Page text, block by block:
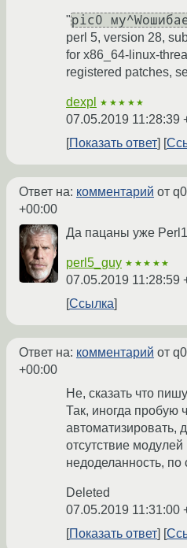
"pic0
perl 5, version 28,
for x86_64-linux-
registered patches,
dexpl ★★★★★
07.05.2019 11:28:39
Показать ответ
Ответ на: комментарий от
+00:00
Да пацаны уже
perl5_guy ★★★★★
07.05.2019 11:28:59
Ссылка
Ответ на: комментарий от
+00:00
Не, сказать что
Так, иногда пробую
автоматизировать,
отсутствие
недоделанность,
Deleted
07.05.2019 11:31:00
Показать ответ